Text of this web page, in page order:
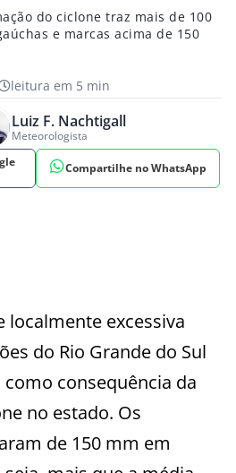
do ciclone traz mais de 100
e marcas acima de 150
leitura em 5 min
Luiz F. Nachtigall
Meteorologista
Compartilhe no WhatsApp
localmente excessiva
do Rio Grande do Sul
consequência da
no estado. Os
de 150 mm em